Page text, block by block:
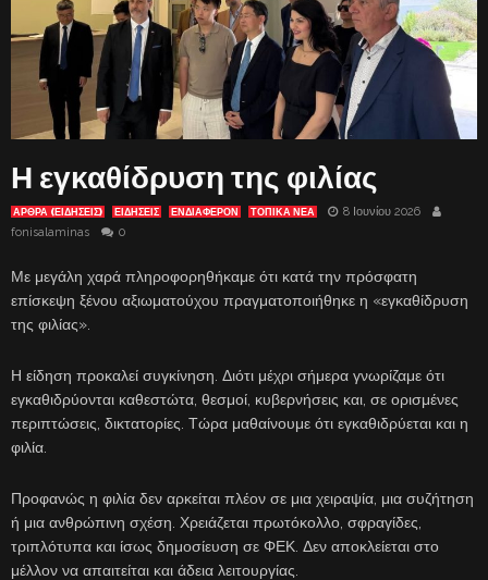
Η εγκαθίδρυση της φιλίας
ΑΡΘΡΑ (ΕΙΔΗΣΕΙΣ) ΕΙΔΗΣΕΙΣ ΕΝΔΙΑΦΈΡΟΝ ΤΟΠΙΚΑ ΝΕΑ
8 Ιουνίου 2026
fonisalaminas
0
Με μεγάλη χαρά πληροφορηθήκαμε ότι κατά την πρόσφατη
επίσκεψη ξένου αξιωματούχου πραγματοποιήθηκε η «εγκαθίδρυση
της φιλίας».
Η είδηση προκαλεί συγκίνηση. Διότι μέχρι σήμερα γνωρίζαμε ότι
εγκαθιδρύονται καθεστώτα, θεσμοί, κυβερνήσεις και, σε ορισμένες
περιπτώσεις, δικτατορίες. Τώρα μαθαίνουμε ότι εγκαθιδρύεται και η
φιλία.
Προφανώς η φιλία δεν αρκείται πλέον σε μια χειραψία, μια συζήτηση
ή μια ανθρώπινη σχέση. Χρειάζεται πρωτόκολλο, σφραγίδες,
τριπλότυπα και ίσως δημοσίευση σε ΦΕΚ. Δεν αποκλείεται στο
μέλλον να απαιτείται και άδεια λειτουργίας.